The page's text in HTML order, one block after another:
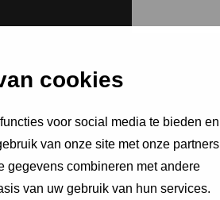
cookies
voor social media te bieden en
van onze site met onze partners
gegevens combineren met andere
van uw gebruik van hun services.